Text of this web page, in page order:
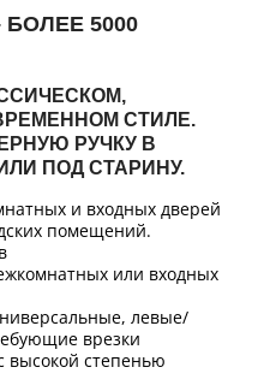
5000
СТИЛЕ.
РУЧКУ В
ПОД СТАРИНУ.
и входных дверей
помещений.
или входных
левые/
врезки
степенью